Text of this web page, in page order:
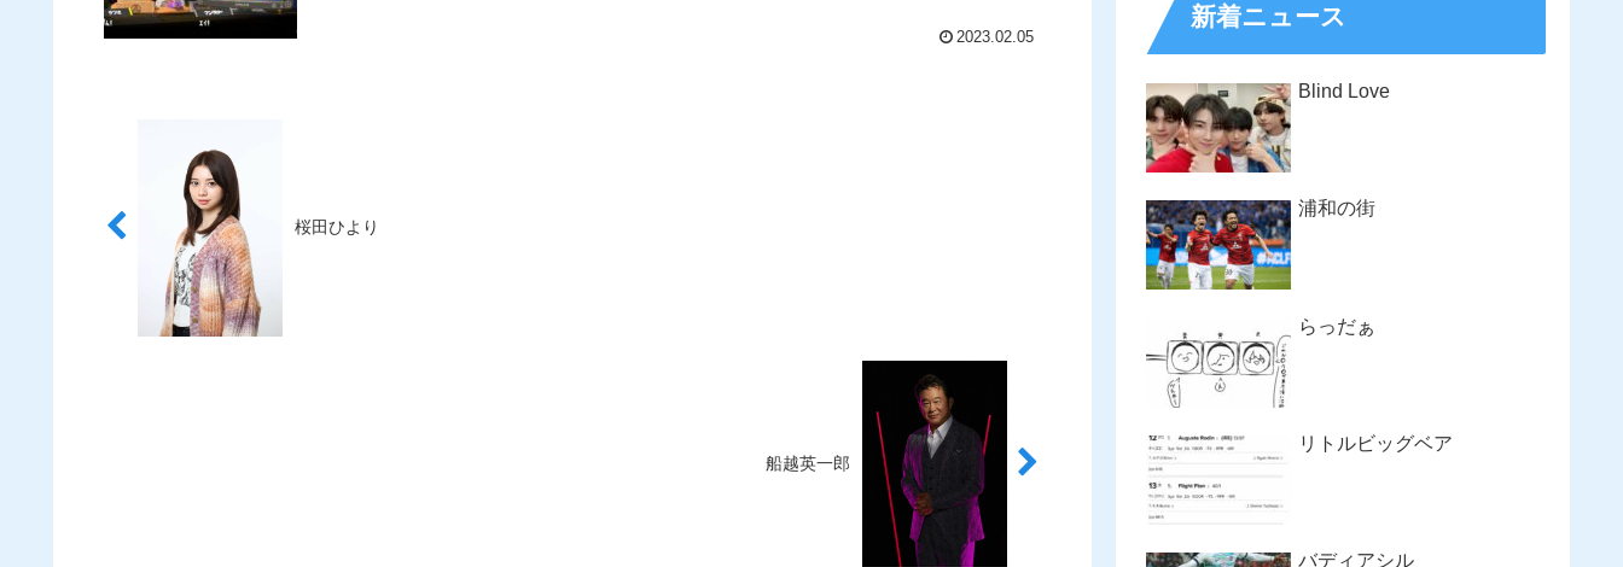
2023.02.05
桜田ひより
船越英一郎
新着ニュース
Blind Love
浦和の街
らっだぁ
リトルビッグベア
バディアシル